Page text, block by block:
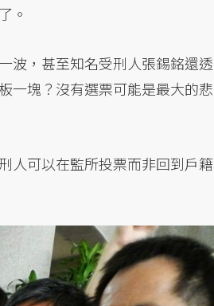
。
波，甚至知名受刑人張錫銘還透
一塊？沒有選票可能是最大的悲
人可以在監所投票而非回到戶籍